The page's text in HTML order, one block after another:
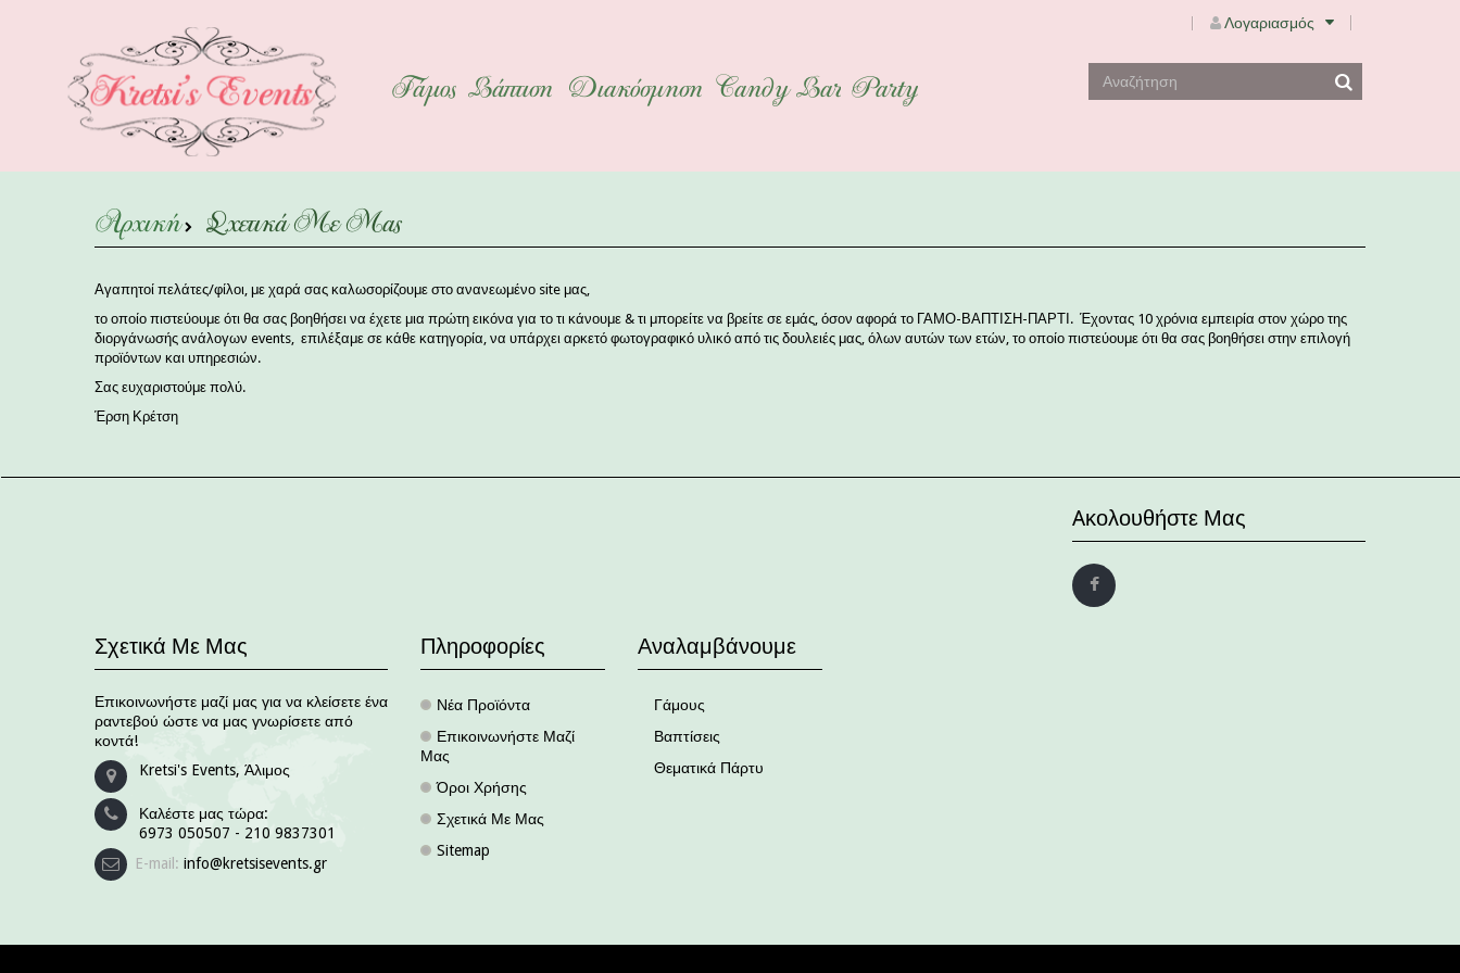
Λογαριασμός
Γάμος Βάπτιση Διακόσμηση Candy Bar Party
Αρχική Σχετικά Με Μας
Αγαπητοί πελάτες/φίλοι, με χαρά σας καλωσορίζουμε στο ανανεωμένο site μας,
το οποίο πιστεύουμε ότι θα σας βοηθήσει να έχετε μια πρώτη εικόνα για το τι κάνουμε & τι μπορείτε να βρείτε σε εμάς, όσον αφορά το ΓΑΜΟ-ΒΑΠΤΙΣΗ-ΠΑΡΤΙ. Έχοντας 10 χρόνια εμπειρία στον χώρο της
διοργάνωσής ανάλογων events, επιλέξαμε σε κάθε κατηγορία, να υπάρχει αρκετό φωτογραφικό υλικό από τις δουλειές μας, όλων αυτών των ετών, το οποίο πιστεύουμε ότι θα σας βοηθήσει στην επιλογή
προϊόντων και υπηρεσιών.
Σας ευχαριστούμε πολύ.
Έρση Κρέτση
Aκολουθήστε Μας
Σχετικά Με Μας
Επικοινωνήστε μαζί μας για να κλείσετε ένα
ραντεβού ώστε να μας γνωρίσετε από
κοντά!
Kretsi's Events, Άλιμος
Καλέστε μας τώρα:
6973 050507 - 210 9837301
E-mail: info@kretsisevents.gr
Πληροφορίες
. Νέα Προϊόντα
. Επικοινωνήστε Μαζί
Μας
. Όροι Χρήσης
. Σχετικά Με Μας
. Sitemap
Αναλαμβάνουμε
Γάμους
Βαπτίσεις
Θεματικά Πάρτυ